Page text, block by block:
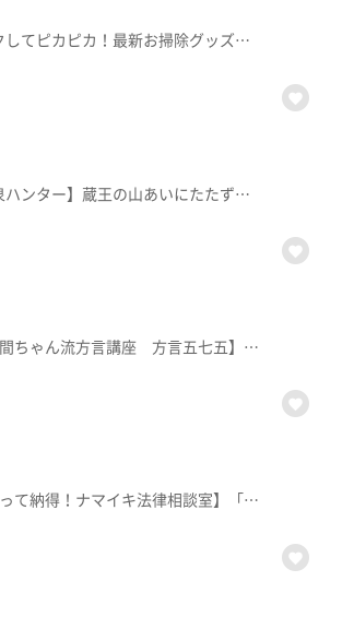
この動画は2025年12月2日(火)に放送されたものです。【ラクしてピカピカ！最新お掃除グッズ】「お掃除の時間がもったいない！徹底的にキレイにしたい」を叶えるお掃除グッズを紹介します。【突撃！ナマイキカカク】■八百物屋まるしん 長町駅前店【住所】仙台市太白区長町5丁目2-1【電話番号】022-304-0966【営業時間】10:00～20:00【ナマなキッチン】「鶏ごぼう炒めでサンドイッチ」 【おパン】■ペンギンベーカリー仙台長町店【住所】太白区長町6丁目5-38【営業時間】7:00～19:00【定休日】不定休【電話番号】022-398-8821※紹介した催事等は終了している場合があります。※紹介した商品等は取り扱いが終了している場合があります。
この動画は2025年12月1日(月)に放送されたものです。【温泉ハンター】蔵王の山あいにたたずむ全温泉ファンを魅了する源泉かけ流しのいで湯と絶品ジビエ料理を紹介します。【デパスパ一番のり！】イオンモール新利府から生中継！【ナマなキッチン】『カレー麹のタンドリーチキン』日本料理 美と和 akita-K 秋田克志呂日本料理 美と和 akita -K-【住所】仙台市青葉区本町3丁目1-17 やまふくビル地下1階【電話番号】022-797-4338※紹介した催事等は終了している場合があります。※紹介した商品等は取り扱いが終了している場合があります。
この動画は2025年11月28日(金)に放送されたものです。【本間ちゃん流方言講座 方言五七五】これであなたも方言の達人！？知って納得、聞いて爆笑！今から使える方言の“ツウ”な言い回しを本間ちゃん流に教えちゃいます。【ナマなキッチン～人気店パティシエ直伝！家庭で作れる本格スイーツ】『みかんのレアチーズタルト』ムッシュ マスノ アルパジョン 栗生店 チーフパティシエ 太刀川潤【住所】仙台市青葉区栗生6-12-6【電話番号】022-391-7950【営業時間】9:30～19:00 年中無休 10:00～17:00（カフェ）【デパスパ一番のり！】エスパル仙台から生中継！【突撃！生中継】藤崎から生中継！※紹介した催事等は終了している場合があります。※紹介した商品等は取り扱いが終了している場合があります。
この動画は2025年11月27日(木)に放送されたものです。【知って納得！ナマイキ法律相談室】「部下に権力を振りかし引っ越しを迫る上司」と「結婚の条件を守らない夫」【デパスパ一番のり！】イオンタウン仙台泉大沢から生中継！【ナマなキッチン】『鶏手羽元の赤ワイン煮込み』ホテルメトロポリタン仙台 「レストラン セレニティ」 料理長 青木克己【みやぎスゴキッズ】気仙沼のフェンシング日本代表※紹介した催事等は終了している場合があります。※紹介した商品等は取り扱いが終了している場合があります。